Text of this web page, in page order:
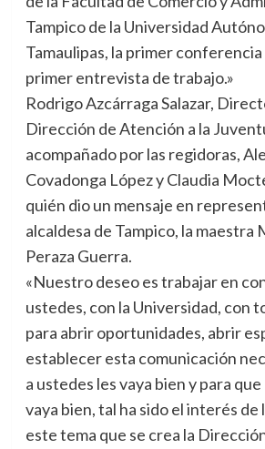
Tampico de la Universidad
Tamaulipas, la primer
primer entrevista de trabajo.»
Rodrigo Azcárraga Salazar,
Dirección de Atención a la
acompañado por las regidoras,
Covadonga López y Claudia
quién dio un mensaje en
alcaldesa de Tampico, la maestra
Peraza Guerra.
«Nuestro deseo es trabajar en
ustedes, con la Universidad, con
para abrir oportunidades, abrir
establecer esta comunicación
a ustedes les vaya bien y para que
vaya bien, tal ha sido el interés
este tema que se crea la